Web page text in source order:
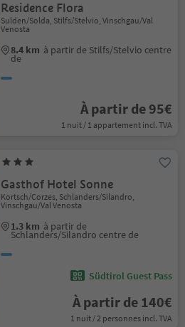
Residence Flora
Sulden/Solda, Stilfs/Stelvio, Vinschgau/Val
Venosta
8.4 km à partir de Stilfs/Stelvio centre
de
À partir de 95€
1 nuit / 1 appartement incl. TVA
Gasthof Hotel Sonne
Kortsch/Corzes, Schlanders/Silandro,
Vinschgau/Val Venosta
1.3 km à partir de
Schlanders/Silandro centre de
Südtirol Guest Pass
À partir de 140€
1 nuit / 2 personnes incl. TVA